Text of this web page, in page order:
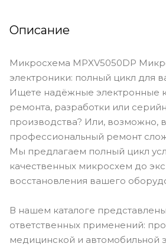
Описание
Микросхема MPXV5050DP
электроники: полный цикл для
Ищете надёжные электронные
ремонта, разработки или
производства? Или, возможно,
профессиональный ремонт
Мы предлагаем полный цикл
качественных микросхем до
восстановления вашего
В нашем каталоге
ответственных применений:
медицинской и автомобильной